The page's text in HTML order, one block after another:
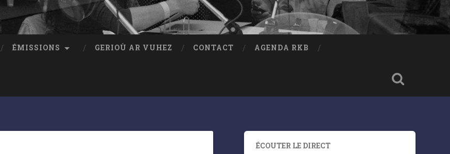
ÉMISSIONS GERIOÙ AR VUHEZ CONTACT AGENDA RKB
ÉCOUTER LE DIRECT